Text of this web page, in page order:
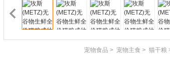
宠物食品 > 宠物主食 > 猫干粮